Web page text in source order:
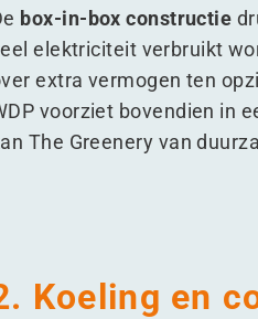
box-in-box constructie
elektriciteit verbruikt
extra vermogen ten
voorziet bovendien in
The Greenery van
Koeling en